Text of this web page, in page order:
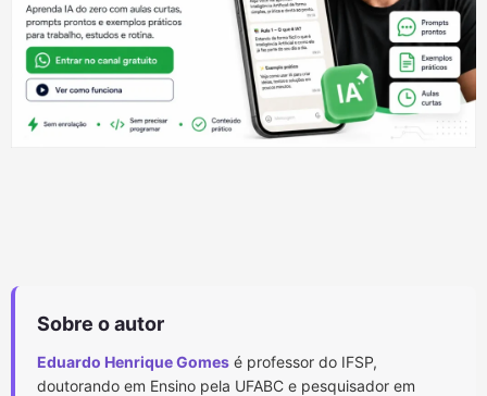
Sobre o autor
Eduardo Henrique Gomes é professor do IFSP,
doutorando em Ensino pela UFABC e pesquisador em